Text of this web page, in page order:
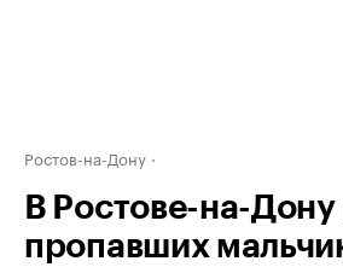
Ростов-на-Дону
В Ростове-на-
пропавших